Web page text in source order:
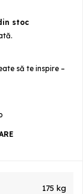
stoc
să te inspire –
175 kg